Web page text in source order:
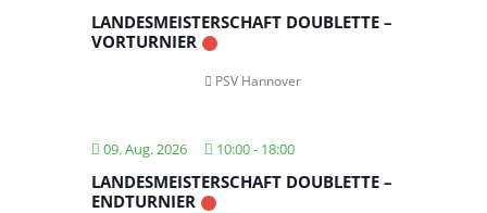
LANDESMEISTERSCHAFT DOUBLETTE –
VORTURNIER
PSV Hannover
09. Aug. 2026 10:00- 18:00
LANDESMEISTERSCHAFT DOUBLETTE –
ENDTURNIER